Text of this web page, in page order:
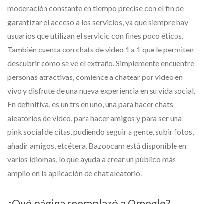
moderación constante en tiempo precise con el fin de
garantizar el acceso a los servicios, ya que siempre hay
usuarios que utilizan el servicio con fines poco éticos.
También cuenta con chats de video 1 a 1 que le permiten
descubrir cómo se ve el extraño. Simplemente encuentre
personas atractivas, comience a chatear por video en
vivo y disfrute de una nueva experiencia en su vida social.
En definitiva, es un trs en uno, una para hacer chats
aleatorios de vídeo, para hacer amigos y para ser una
pink social de citas, pudiendo seguir a gente, subir fotos,
añadir amigos, etcétera. Bazoocam está disponible en
varios idiomas, lo que ayuda a crear un público más
amplio en la aplicación de chat aleatorio.